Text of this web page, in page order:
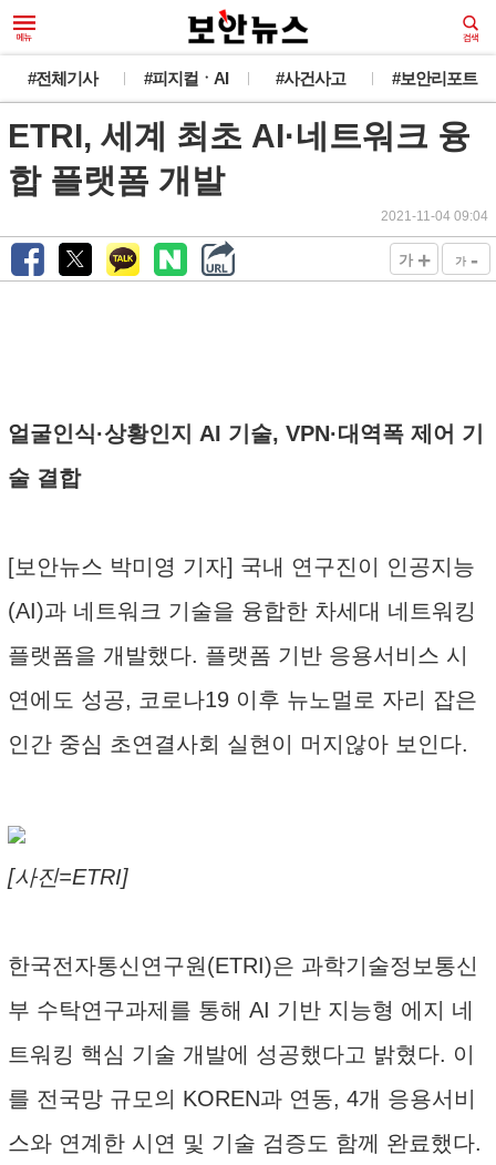
#전체기사 #피지컬ㆍAI #사건사고 #보안리포트
ETRI, 세계 최초 AI·네트워크 융
합 플랫폼 개발
2021-11-04 09:04
가 + 가 -
얼굴인식·상황인지 AI 기술, VPN·대역폭 제어 기
술 결합
[보안뉴스 박미영 기자] 국내 연구진이 인공지능
(AI)과 네트워크 기술을 융합한 차세대 네트워킹
플랫폼을 개발했다. 플랫폼 기반 응용서비스 시
연에도 성공, 코로나19 이후 뉴노멀로 자리 잡은
인간 중심 초연결사회 실현이 머지않아 보인다.
[사진=ETRI]
한국전자통신연구원(ETRI)은 과학기술정보통신
부 수탁연구과제를 통해 AI 기반 지능형 에지 네
트워킹 핵심 기술 개발에 성공했다고 밝혔다. 이
를 전국망 규모의 KOREN과 연동, 4개 응용서비
스와 연계한 시연 및 기술 검증도 함께 완료했다.